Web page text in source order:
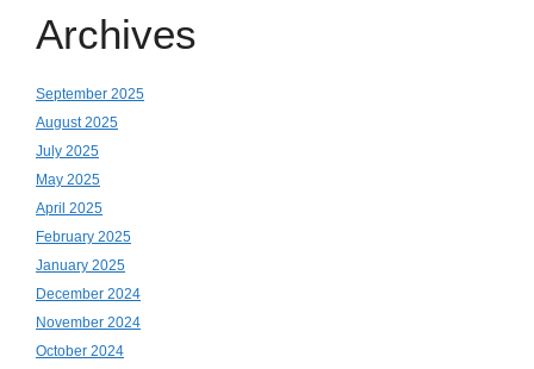
Archives
September 2025
August 2025
July 2025
May 2025
April 2025
February 2025
January 2025
December 2024
November 2024
October 2024